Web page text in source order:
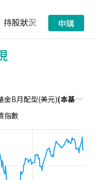
持股狀況 配息狀況
申購
金B月配型(美元)(本基金配息來源可能為本金)
指數